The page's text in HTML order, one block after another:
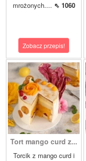
mrożonych.... ⇖ 1060
Zobacz przepis!
Tort mango curd z...
Torcik z mango curd i